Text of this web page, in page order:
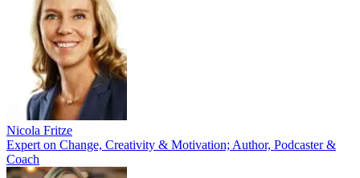
Nicola Fritze
Expert on Change, Creativity & Motivation; Author, Podcaster &
Coach